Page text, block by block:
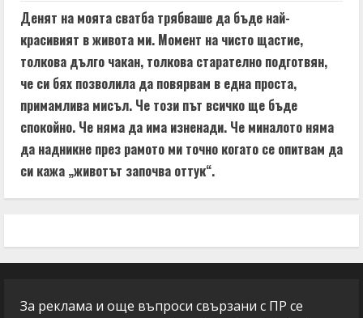
Денят на моята сватба трябваше да бъде най-
красивият в живота ми. Момент на чисто щастие,
толкова дълго чакан, толкова старателно подготвян,
че си бях позволила да повярвам в една проста,
примамлива мисъл. Че този път всичко ще бъде
спокойно. Че няма да има изненади. Че миналото няма
да надникне през рамото ми точно когато се опитвам да
си кажа „животът започва оттук“.
За реклама и още въпроси свързани с ПР се